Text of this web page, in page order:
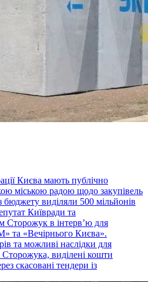
Києва мають публічно
міською радою щодо закупівель
бюджету виділяли 500 мільйонів
Київради та
Сторожук в інтерв’ю для
та «Вечірнього Києва».
та можливі наслідки для
виділені кошти
скасовані тендери із